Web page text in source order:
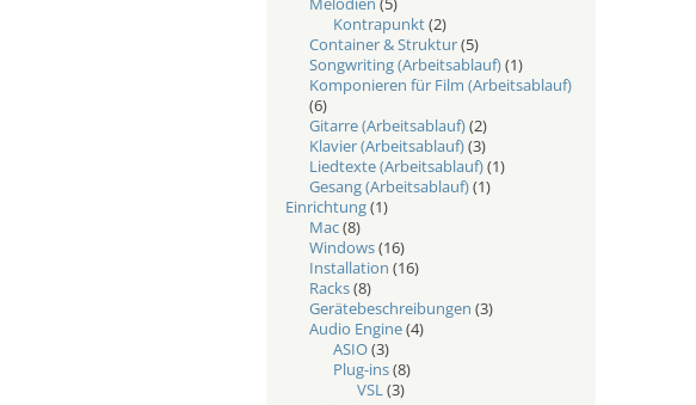
Kontrapunkt(2)
Container & Struktur(5)
Songwriting (Arbeitsablauf)(1)
Komponieren für Film (Arbeitsablauf)
(6)
Gitarre (Arbeitsablauf)(2)
Klavier (Arbeitsablauf)(3)
Liedtexte (Arbeitsablauf)(1)
Gesang (Arbeitsablauf)(1)
Einrichtung(1)
Mac(8)
Windows(16)
Installation (16)
Racks(8)
Gerätebeschreibungen (3)
Audio Engine(4)
ASIO(3)
Plug-ins(8)
VSL(3)